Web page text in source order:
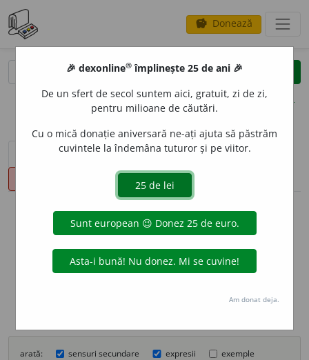
savings Donează
clear
opțiuni
sinteza definițiilor (1) definiții (18)
declinări
info
Aceste definiții sunt compilate de
echipa dexonline. Definițiile
originale se află pe filadefiniții.
Puteți reordona filele pe pagina de
arată: sensuri secundare expresii
exemple
🎉 dexonline® împlinește 25 de ani 🎉
De un sfert de secol suntem aici, gratuit, zi de zi,
pentru milioane de căutări.
Cu o mică donație aniversară ne-ați ajuta să păstrăm
cuvintele la îndemâna tuturor și pe viitor.
Am donat deja.